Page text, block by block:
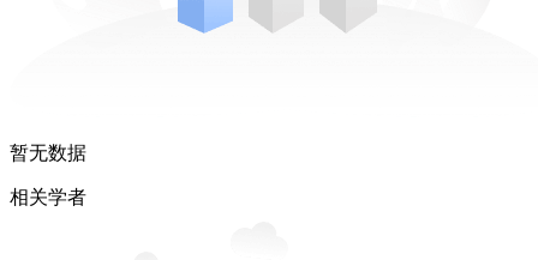
暂无数据
相关学者